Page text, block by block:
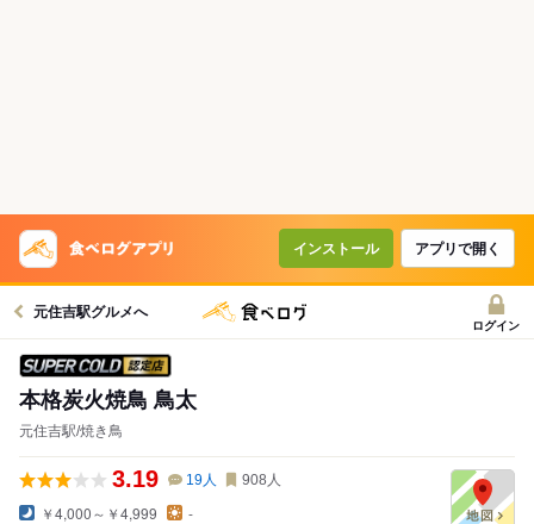
インストール アプリで開く
元住吉駅グルメへ
ログイン
本格炭火焼鳥 鳥太
元住吉駅/焼き鳥
3.19 19人 908 人
￥4,000～￥4,999
-